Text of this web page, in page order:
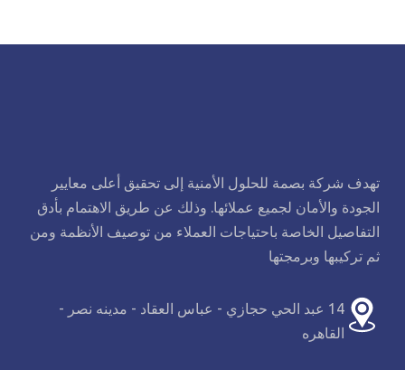
14 عبد الحي حجازي - عباس العقاد - مدينه نصر -
القاهره
تهدف شركة بصمة للحلول الأمنية إلى تحقيق أعلى معايير
الجودة والأمان لجميع عملائها. وذلك عن طريق الاهتمام بأدق
التفاصيل الخاصة باحتياجات العملاء من توصيف الأنظمة ومن
ثم تركيبها وبرمجتها